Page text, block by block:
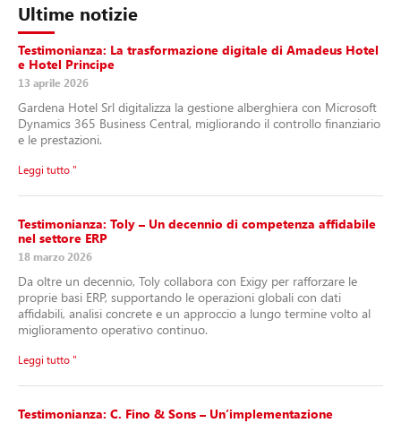
Ultime notizie
Testimonianza: La trasformazione digitale di Amadeus Hotel
e Hotel Principe
13 aprile 2026
Gardena Hotel Srl digitalizza la gestione alberghiera con Microsoft
Dynamics 365 Business Central, migliorando il controllo finanziario
e le prestazioni.
Leggi tutto "
Testimonianza: Toly – Un decennio di competenza affidabile
nel settore ERP
18 marzo 2026
Da oltre un decennio, Toly collabora con Exigy per rafforzare le
proprie basi ERP, supportando le operazioni globali con dati
affidabili, analisi concrete e un approccio a lungo termine volto al
miglioramento operativo continuo.
Leggi tutto "
Testimonianza: C. Fino & Sons – Un’implementazione